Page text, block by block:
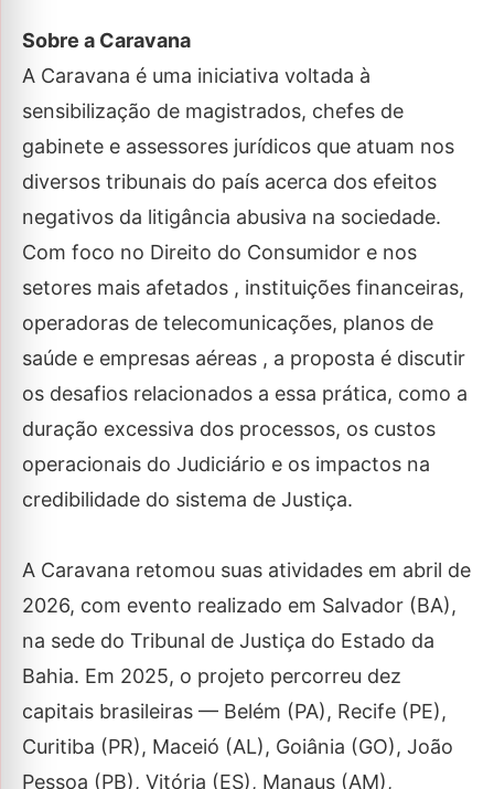
Sobre a Caravana
A Caravana é uma iniciativa voltada à
sensibilização de magistrados, chefes de
gabinete e assessores jurídicos que atuam nos
diversos tribunais do país acerca dos efeitos
negativos da litigância abusiva na sociedade.
Com foco no Direito do Consumidor e nos
setores mais afetados , instituições financeiras,
operadoras de telecomunicações, planos de
saúde e empresas aéreas , a proposta é discutir
os desafios relacionados a essa prática, como a
duração excessiva dos processos, os custos
operacionais do Judiciário e os impactos na
credibilidade do sistema de Justiça.
A Caravana retomou suas atividades em abril de
2026, com evento realizado em Salvador (BA),
na sede do Tribunal de Justiça do Estado da
Bahia. Em 2025, o projeto percorreu dez
capitais brasileiras — Belém (PA), Recife (PE),
Curitiba (PR), Maceió (AL), Goiânia (GO), João
Pessoa (PB), Vitória (ES), Manaus (AM),